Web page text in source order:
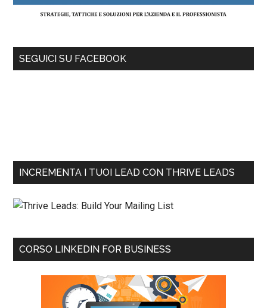
SEGUICI SU FACEBOOK
INCREMENTA I TUOI LEAD CON THRIVE LEADS
CORSO LINKEDIN FOR BUSINESS